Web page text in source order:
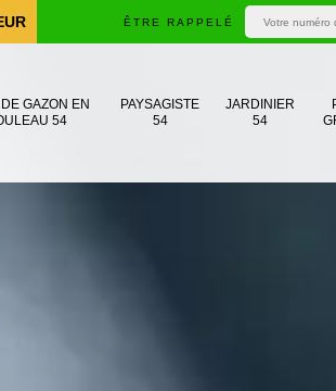
ÊTRE RAPPELÉ
GAZON EN
54
PAYSAGISTE
54
JARDINIER
54